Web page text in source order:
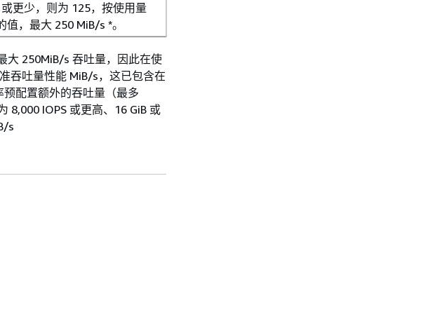
更少，则为 125，按使用量
值，最大 250 MiB/s *。
大 250MiB/s 吞吐量，因此在使
吞吐量性能 MiB/s，这已包含在
配置额外的吞吐量（最多
8,000 IOPS 或更高、16 GiB 或
s